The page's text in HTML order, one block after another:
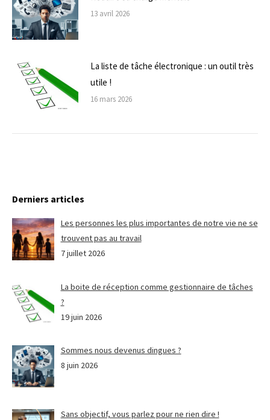
13 avril 2026
La liste de tâche électronique : un outil très
utile !
16 mars 2026
Derniers articles
Les personnes les plus importantes de notre vie ne se
trouvent pas au travail
7 juillet 2026
La boite de réception comme gestionnaire de tâches
?
19 juin 2026
Sommes nous devenus dingues ?
8 juin 2026
Sans objectif, vous parlez pour ne rien dire !